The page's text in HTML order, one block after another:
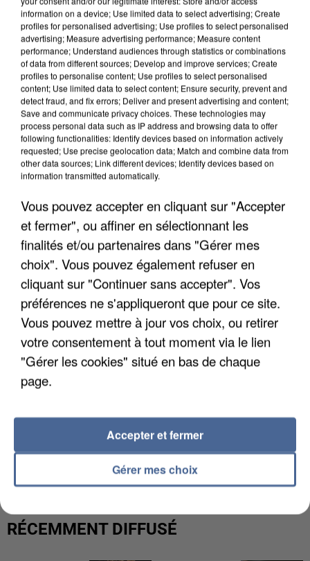
UNE TOURISTE DE L’OISE EMPORTÉE PAR UNE
LES DONNÉES DE 300 000 CLIENTS DÉROBÉES À
INTERMARCHÉ APRÈS UNE...
RÉCEMMENT DIFFUSÉ
information on a device; Use limited data to select advertising; Create
profiles for personalised advertising; Use profiles to select personalised
advertising; Measure advertising performance; Measure content
performance; Understand audiences through statistics or combinations
of data from different sources; Develop and improve services; Create
profiles to personalise content; Use profiles to select personalised
content; Use limited data to select content; Ensure security, prevent and
detect fraud, and fix errors; Deliver and present advertising and content;
Save and communicate privacy choices. These technologies may
process personal data such as IP address and browsing data to offer
following functionalities: Identify devices based on information actively
requested; Use precise geolocation data; Match and combine data from
other data sources; Link different devices; Identify devices based on
information transmitted automatically.
Vous pouvez accepter en cliquant sur "Accepter
et fermer", ou affiner en sélectionnant les
finalités et/ou partenaires dans "Gérer mes
choix". Vous pouvez également refuser en
cliquant sur "Continuer sans accepter". Vos
préférences ne s'appliqueront que pour ce site.
Vous pouvez mettre à jour vos choix, ou retirer
votre consentement à tout moment via le lien
"Gérer les cookies" situé en bas de chaque
page.
Gérer mes choix
Accepter et fermer